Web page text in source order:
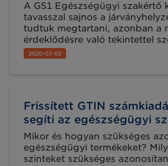
A GS1 Egészségügyi szakértő
tavasszal sajnos a
tudtuk megtartani, azonban a
érdeklődésre való tekintettel
jétől ismét elindítjuk. A
személyes formában, a GS1
megtartani.
2020-07-03
Frissített GTIN
segíti az egészségügyi
Mikor és hogyan szükséges
egészségügyi termékeket?
szinteket szükséges